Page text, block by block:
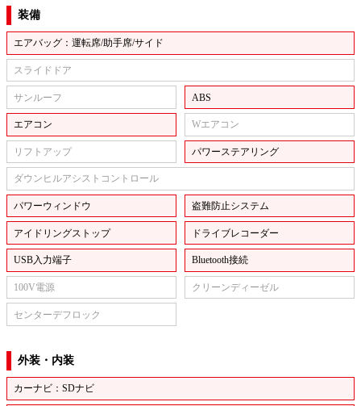
装備
エアバッグ：運転席/助手席/サイド
スライドドア
サンルーフ ABS
エアコン Wエアコン
リフトアップ パワーステアリング
ダウンヒルアシストコントロール
パワーウィンドウ 盗難防止システム
アイドリングストップ ドライブレコーダー
USB入力端子 Bluetooth接続
100V電源 クリーンディーゼル
センターデフロック
外装・内装
カーナビ：SDナビ